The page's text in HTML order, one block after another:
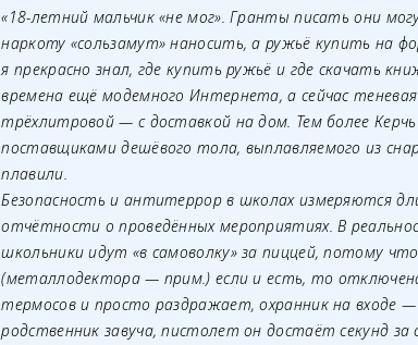
«18-летний мальчик «не мог». Гранты писать они
наркоту «сользамут» наносить, а ружьё купить на
я прекрасно знал, где купить ружьё и где скачать
времена ещё модемного Интернета, а сейчас
трёхлитровой — с доставкой на дом. Тем более
поставщиками дешёвого тола, выплавляемого из
плавили.
Безопасность и антитеррор в школах измеряются
отчётности о проведённых мероприятиях. В
школьники идут «в самоволку» за пиццей, потому
(металлодектора — прим.) если и есть, то
термосов и просто раздражает, охранник на входе
родственник завуча, пистолет он достаёт секунд